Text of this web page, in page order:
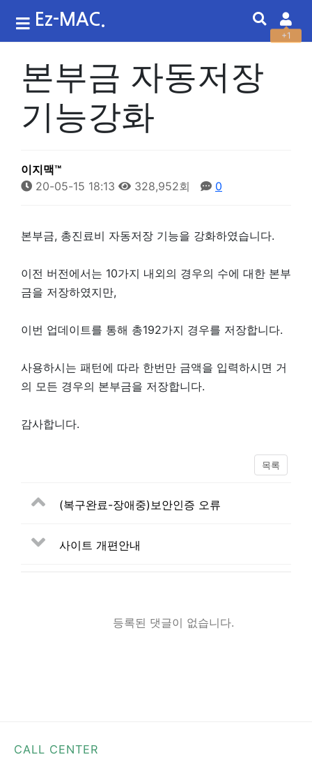
Ez-MAC.
+1
본부금 자동저장
기능강화
이지맥™
20-05-15 18:13
328,952회 0
본부금, 총진료비 자동저장 기능을 강화하였습니다.
이전 버전에서는 10가지 내외의 경우의 수에 대한 본부
금을 저장하였지만,
이번 업데이트를 통해 총192가지 경우를 저장합니다.
사용하시는 패턴에 따라 한번만 금액을 입력하시면 거
의 모든 경우의 본부금을 저장합니다.
감사합니다.
목록
(복구완료-장애중)보안인증 오류
사이트 개편안내
등록된 댓글이 없습니다.
CALL CENTER